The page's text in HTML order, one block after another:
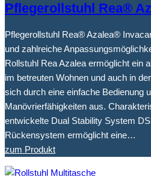
Pflegerollstuhl Rea®
Pflegerollstuhl Rea® Azalea®
und zahlreiche
Rollstuhl Rea Azalea ermöglicht ein
im betreuten Wohnen und auch in
sich durch eine einfache Bedienung
Manövrierfähigkeiten aus.
entwickelte Dual Stability System
Rückensystem ermöglicht eine…
zum Produkt